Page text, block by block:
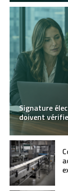
Signature
doivent